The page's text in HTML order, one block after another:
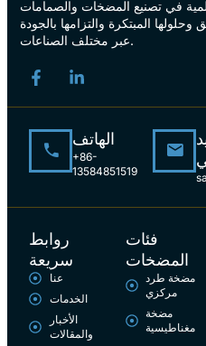
في تصنيع المضخات والصمامات
المبتكرة والتزامها بالجودة
عبر مختلف الصناعات.
الهاتف
+86-
13584851519
روابط
سريعة
عنا
الخدمات
الأخبار
والمقالات
فئات
المضخات
مضخة طرد
مركزي
مضخة
مغناطيسية